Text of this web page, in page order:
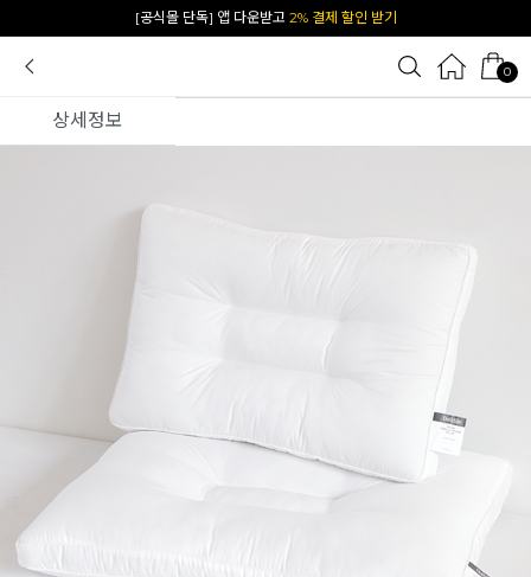
카카오 플친 추가하면1천원 즉시 할인 쿠폰
0
상세정보